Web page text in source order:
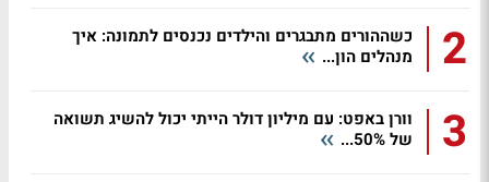
2
כשההורים מתבגרים והילדים נכנסים לתמונה: איך
מנהלים הון...
3
וורן באפט: עם מיליון דולר הייתי יכול להשיג תשואה
של 50%...